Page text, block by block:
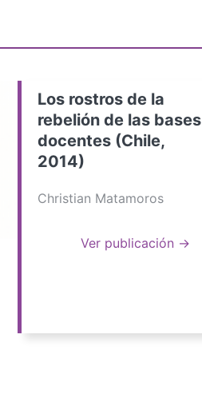
Los rostros de la
rebelión de las bases
docentes (Chile,
2014)
Christian Matamoros
Ver publicación →